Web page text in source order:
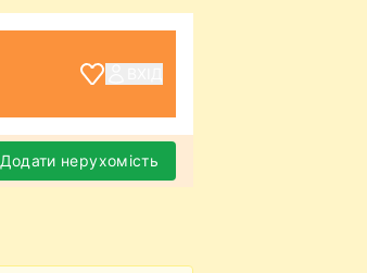
Додати нерухомість